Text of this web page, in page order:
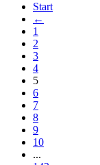
Start
←
1
2
3
4
5
6
7
8
9
10
...